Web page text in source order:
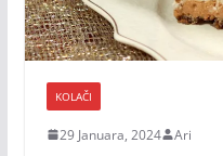
KOLAČI
29 Januara, 2024 Ari